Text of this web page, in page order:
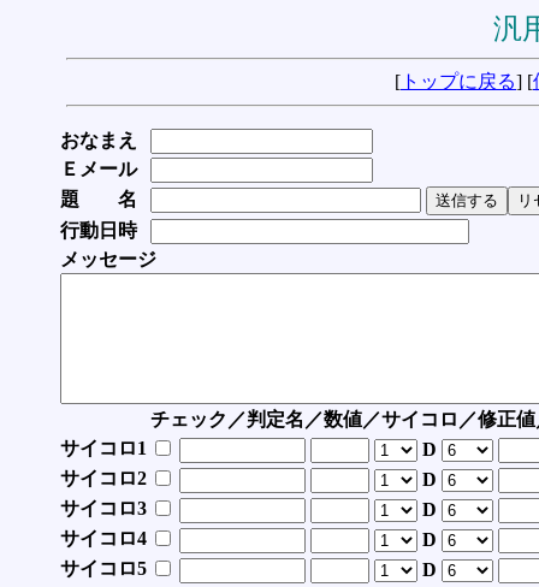
汎
[ トップに戻る] [
おなまえ
Ｅメール
題 名
行動日時
メッセージ
チェック／判定名／数値／サイコロ／修正
サイコロ1
D
サイコロ2
D
サイコロ3
D
サイコロ4
D
サイコロ5
D